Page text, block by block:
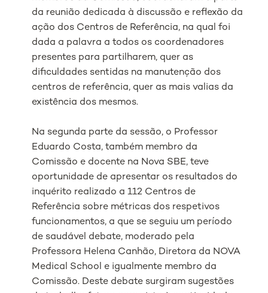
da reunião dedicada à discussão e reflexão da
ação dos Centros de Referência, na qual foi
dada a palavra a todos os coordenadores
presentes para partilharem, quer as
dificuldades sentidas na manutenção dos
centros de referência, quer as mais valias da
existência dos mesmos.
Na segunda parte da sessão, o Professor
Eduardo Costa, também membro da
Comissão e docente na Nova SBE, teve
oportunidade de apresentar os resultados do
inquérito realizado a 112 Centros de
Referência sobre métricas dos respetivos
funcionamentos, a que se seguiu um período
de saudável debate, moderado pela
Professora Helena Canhão, Diretora da NOVA
Medical School e igualmente membro da
Comissão. Deste debate surgiram sugestões